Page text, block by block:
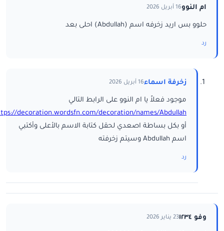
ام النوو16 أبريل 2026
حلوو بس اريد زخرفه اسم (Abdullah) احلى بعد
رد
زخرفة اسماء16 أبريل 2026
موجود فعلاً يا ام النوو على الرابط التالي
decoration.wordsfn.com/decoration/names/Abdullah/
أو بكل بساطة اصعدي لحقل كتابة الاسم بالأعلى وأكتبي
اسم Abdullah وسيتم زخرفته
رد
وفو ١٢٣٤ 23 يناير 2026